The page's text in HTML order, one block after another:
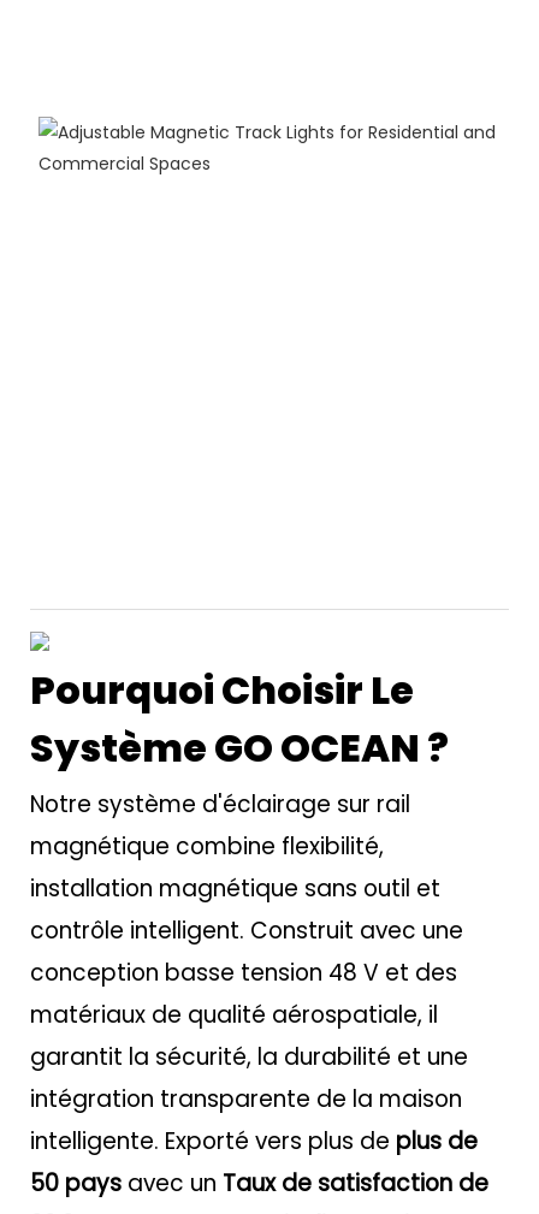
Pourquoi Choisir Le
Système GO OCEAN ?
Notre système d'éclairage sur rail
magnétique combine flexibilité,
installation magnétique sans outil et
contrôle intelligent. Construit avec une
conception basse tension 48 V et des
matériaux de qualité aérospatiale, il
garantit la sécurité, la durabilité et une
intégration transparente de la maison
intelligente. Exporté vers plus de plus de
50 pays avec un Taux de satisfaction de